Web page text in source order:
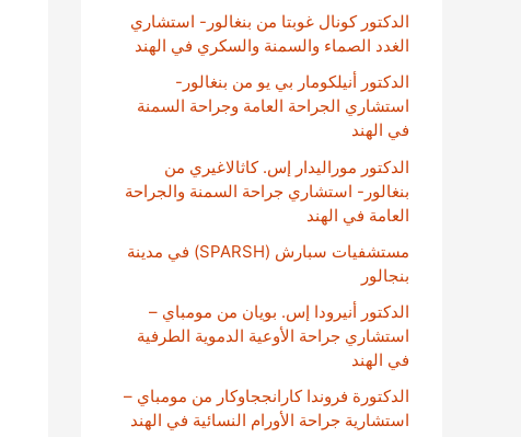
الدكتور كونال غوبتا من بنغالور- استشاري
الغدد الصماء والسمنة والسكري في الهند
الدكتور أنيلكومار بي يو من بنغالور-
استشاري الجراحة العامة وجراحة السمنة
في الهند
الدكتور موراليدار إس. كاثالاغيري من
بنغالور- استشاري جراحة السمنة والجراحة
العامة في الهند
مستشفيات سبارش (SPARSH) في مدينة
بنجالور
الدكتور أنيرودا إس. بويان من مومباي –
استشاري جراحة الأوعية الدموية الطرفية
في الهند
الدكتورة فروندا كارانججاوكار من مومباي –
استشارية جراحة الأورام النسائية في الهند